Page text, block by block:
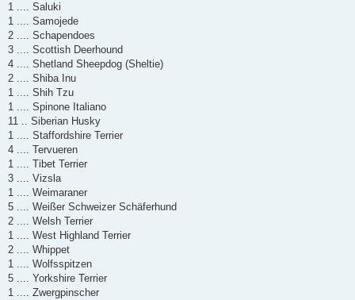
1 .... Saluki
1 .... Samojede
2 .... Schapendoes
3 .... Scottish Deerhound
4 .... Shetland Sheepdog (Sheltie)
2 .... Shiba Inu
1 .... Shih Tzu
1 .... Spinone Italiano
11 .. Siberian Husky
1 .... Staffordshire Terrier
4 .... Tervueren
1 .... Tibet Terrier
3 .... Vizsla
1 .... Weimaraner
5 .... Weißer Schweizer Schäferhund
2 .... Welsh Terrier
1 .... West Highland Terrier
2 .... Whippet
1 .... Wolfsspitzen
5 .... Yorkshire Terrier
1 .... Zwergpinscher